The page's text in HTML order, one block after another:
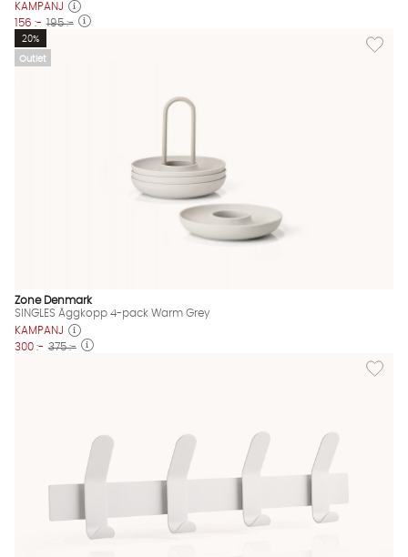
KAMPANJ
156 :- 195 :-
Outlet
Lägg
20%
Zone Denmark
SINGLES Äggkopp 4-pack Warm Grey
KAMPANJ
300 :- 375 :-
Lägg